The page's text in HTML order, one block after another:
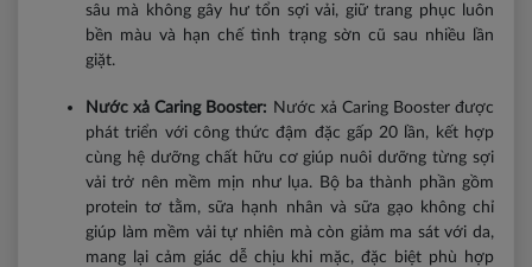
sâu mà không gây hư tổn sợi vải, giữ trang phục luôn
bền màu và hạn chế tình trạng sờn cũ sau nhiều lần
giặt.
Nước xả Caring Booster: Nước xả Caring Booster được
phát triển với công thức đậm đặc gấp 20 lần, kết hợp
cùng hệ dưỡng chất hữu cơ giúp nuôi dưỡng từng sợi
vải trở nên mềm mịn như lụa. Bộ ba thành phần gồm
protein tơ tằm, sữa hạnh nhân và sữa gạo không chỉ
giúp làm mềm vải tự nhiên mà còn giảm ma sát với da,
mang lại cảm giác dễ chịu khi mặc, đặc biệt phù hợp